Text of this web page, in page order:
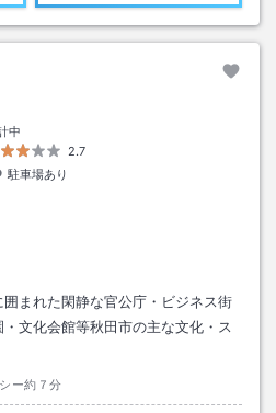
中
2.7
駐車場あり
まれた閑静な官公庁・ビジネス街
文化会館等秋田市の主な文化・ス
ー約７分